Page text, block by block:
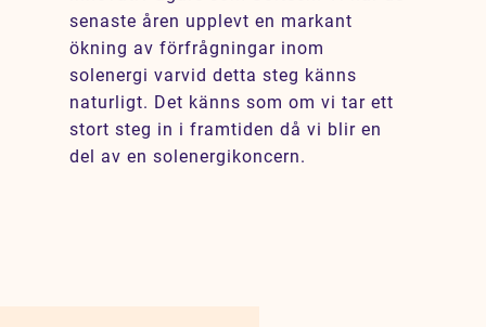
senaste åren upplevt en markant
ökning av förfrågningar inom
solenergi varvid detta steg känns
naturligt. Det känns som om vi tar ett
stort steg in i framtiden då vi blir en
del av en solenergikoncern.